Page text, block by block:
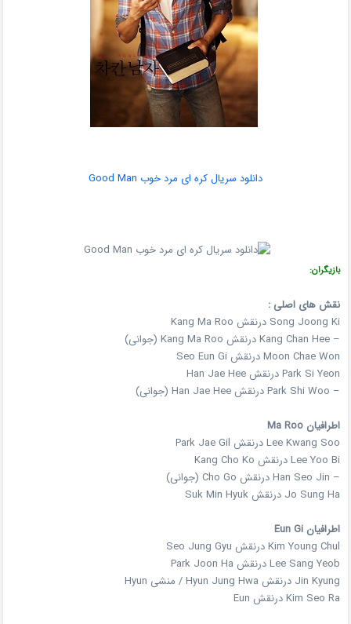
دانلود سریال کره ای مرد خوب Good Man
بازیگران:
نقش های اصلی :
Song Joong Ki درنقش Kang Ma Roo
– Kang Chan Hee درنقش Kang Ma Roo (جوانی)
Moon Chae Won درنقش Seo Eun Gi
Park Si Yeon درنقش Han Jae Hee
– Park Shi Woo درنقش Han Jae Hee (جوانی)
اطرافیان Ma Roo
Lee Kwang Soo درنقش Park Jae Gil
Lee Yoo Bi درنقش Kang Cho Ko
– Han Seo Jin درنقش Cho Go (جوانی)
Jo Sung Ha درنقش Suk Min Hyuk
اطرافیان Eun Gi
Kim Young Chul درنقش Seo Jung Gyu
Lee Sang Yeob درنقش Park Joon Ha
Jin Kyung درنقش Hyun Jung Hwa / منشی Hyun
Kim Seo Ra درنقش Eun